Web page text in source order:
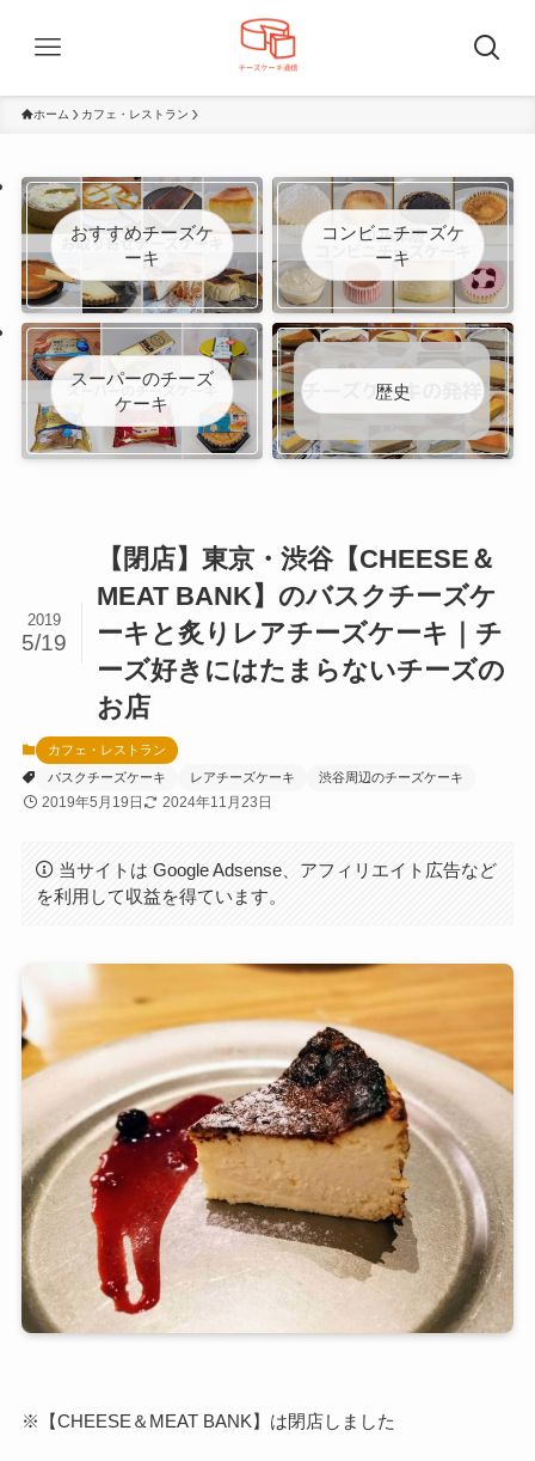
ホーム カフェ・レストラン
おすすめチーズケ
ーキ
コンビニチーズケ
ーキ
スーパーのチーズ
ケーキ
歴史
【閉店】東京・渋谷【CHEESE＆
MEAT BANK】のバスクチーズケ
ーキと炙りレアチーズケーキ｜チ
ーズ好きにはたまらないチーズの
お店
2019
5/19
カフェ・レストラン
バスクチーズケーキ
レアチーズケーキ 渋谷周辺のチーズケーキ
2019年5月19日 2024年11月23日
当サイトは Google Adsense、アフィリエイト広告など
を利用して収益を得ています。
※【CHEESE＆MEAT BANK】は閉店しました